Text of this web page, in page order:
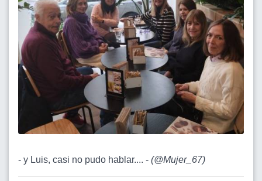
- y Luis, casi no pudo hablar.... - (@Mujer_67)